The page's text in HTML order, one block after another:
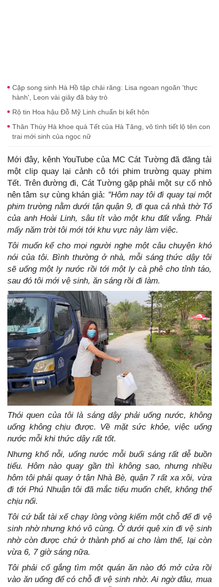
Cặp song sinh Hà Hồ tập chải răng: Lisa ngoan ngoãn 'thực
hành', Leon vài giây đã bày trò
Rộ tin Hoa hậu Đỗ Mỹ Linh chuẩn bị kết hôn
Thân Thúy Hà khoe quà Tết của Hà Tăng, vô tình tiết lộ tên con
trai mới sinh của ngọc nữ
Mới đây, kênh YouTube của MC Cát Tường đã đăng tải
một clip quay lại cảnh cô tới phim trường quay phim
Tết. Trên đường đi, Cát Tường gặp phải một sự cố nhỏ
nên tâm sự cùng khán giả: "Hôm nay tôi đi quay tại một
phim trường nằm dưới tận quận 9, đi qua cả nhà thờ Tổ
của anh Hoài Linh, sâu tít vào một khu đất vắng. Phải
mấy năm trời tôi mới tới khu vực này làm việc.
Tôi muốn kể cho mọi người nghe một câu chuyện khó
nói của tôi. Bình thường ở nhà, mỗi sáng thức dậy tôi
sẽ uống một ly nước rồi tới một ly cà phê cho tỉnh táo,
sau đó tôi mới vệ sinh, ăn sáng rồi đi làm.
Thói quen của tôi là sáng dậy phải uống nước, không
uống không chịu được. Về mặt sức khỏe, việc uống
nước mỗi khi thức dậy rất tốt.
Nhưng khổ nỗi, uống nước mỗi buổi sáng rất dễ buồn
tiểu. Hôm nào quay gần thì không sao, nhưng nhiều
hôm tôi phải quay ở tận Nhà Bè, quận 7 rất xa xôi, vừa
đi tới Phú Nhuận tôi đã mắc tiểu muốn chết, không thể
chịu nổi.
Tôi cứ bắt tài xế chạy lòng vòng kiếm một chỗ để đi vệ
sinh nhờ nhưng khó vô cùng. Ở dưới quê xin đi vệ sinh
nhờ còn được chứ ở thành phố ai cho làm thế, lại còn
vừa 6, 7 giờ sáng nữa.
Tôi phải cố gắng tìm một quán ăn nào đó mở cửa rồi
vào ăn uống để có chỗ đi vệ sinh nhờ. Ai ngờ đâu, mua